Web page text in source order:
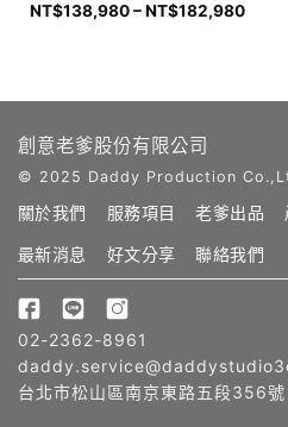
NT$138,980 – NT$182,980
創意老爹股份有限公司
© 2025 Daddy Production
關於我們 服務項目 老爹出品
最新消息 好文分享 聯絡我們
02-2362-8961
台北市松山區南京東路五段356